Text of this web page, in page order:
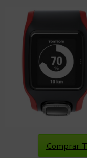
Comprar